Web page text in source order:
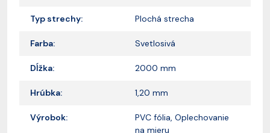
Typ strechy: Plochá strecha
Farba: Svetlosivá
Dĺžka: 2000 mm
Hrúbka: 1,20 mm
Výrobok:
PVC fólia, Oplechovanie
na mieru